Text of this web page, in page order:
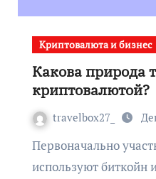
Криптовалюта и бизнес
Какова природа
криптовалютой?
travelbox27_
Первоначально участники рынка
используют биткойн